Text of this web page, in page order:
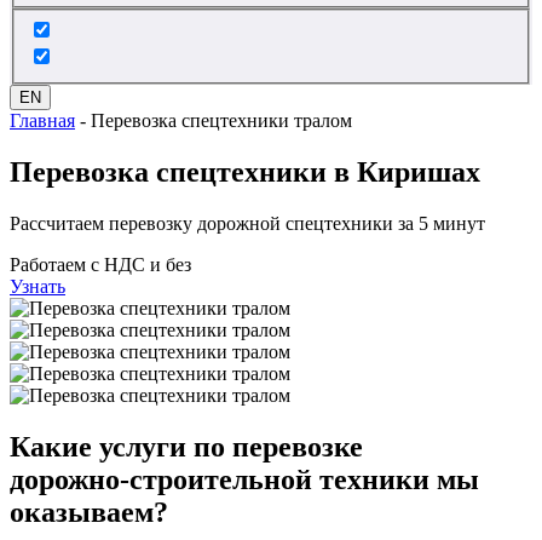
EN
Главная - Перевозка спецтехники тралом
Перевозка спецтехники в Киришах
Рассчитаем перевозку дорожной спецтехники за 5 минут
Работаем с НДС и без
Узнать
Какие услуги по перевозке
дорожно-строительной техники мы
оказываем?